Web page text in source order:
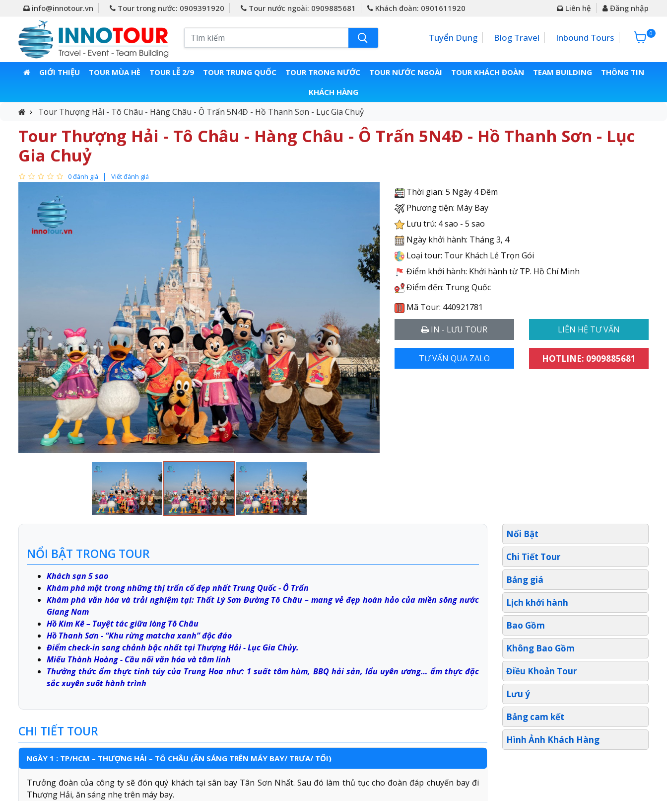
info@innotour.vn Tour trong nước: 0909391920 Tour nước ngoài: 0909885681 Khách đoàn: 0901611920 Liên hệ Đăng nhập
Tuyển Dụng Blog Travel Inbound Tours 0 0đ
GIỚI THIỆU TOUR MÙA HÈ TOUR LỄ 2/9 TOUR TRUNG QUỐC TOUR TRONG NƯỚC TOUR NƯỚC NGOÀI TOUR KHÁCH ĐOÀN TEAM BUILDING
THÔNG TIN
KHÁCH HÀNG
Tour Thượng Hải - Tô Châu - Hàng Châu - Ô Trấn 5N4Đ - Hồ Thanh Sơn - Lục Gia Chuỷ
Tour Thượng Hải - Tô Châu - Hàng Châu - Ô Trấn 5N4Đ - Hồ Thanh Sơn - Lục
Gia Chuỷ
0 đánh giá Viết đánh giá
Thời gian: 5 Ngày 4 Đêm
Phương tiện: Máy Bay
Lưu trú: 4 sao - 5 sao
Ngày khởi hành: Tháng 3, 4
Loại tour: Tour Khách Lẻ Trọn Gói
Điểm khởi hành: Khởi hành từ TP. Hồ Chí Minh
Điểm đến: Trung Quốc
Mã Tour: 440921781
IN - LƯU TOUR LIÊN HỆ TƯ VẤN
TƯ VẤN QUA ZALO HOTLINE: 0909885681
NỔI BẬT TRONG TOUR
Khách sạn 5 sao
Khám phá một trong những thị trấn cổ đẹp nhất Trung Quốc - Ô Trấn
Khám phá văn hóa và trải nghiệm tại: Thất Lý Sơn Đường Tô Châu – mang vẻ đẹp hoàn hảo của miền sông nước
Giang Nam
Hồ Kim Kê – Tuyệt tác giữa lòng Tô Châu
Hồ Thanh Sơn - “Khu rừng matcha xanh” độc đáo
Điểm check-in sang chảnh bậc nhất tại Thượng Hải - Lục Gia Chủy.
Miếu Thành Hoàng - Cầu nối văn hóa và tâm linh
Thưởng thức ẩm thực tinh túy của Trung Hoa như: 1 suất tôm hùm, BBQ hải sản, lẩu uyên ương… ẩm thực đặc
sắc xuyên suốt hành trình
CHI TIẾT TOUR
NGÀY 1 : TP/HCM – THƯỢNG HẢI – TÔ CHÂU (ĂN SÁNG TRÊN MÁY BAY/ TRƯA/ TỐI)
Trưởng đoàn của công ty sẽ đón quý khách tại sân bay Tân Sơn Nhất. Sau đó làm thủ tục cho đoàn đáp chuyến bay đi
Thượng Hải, ăn sáng nhẹ trên máy bay.
Nổi Bật
Chi Tiết Tour
Bảng giá
Lịch khởi hành
Bao Gồm
Không Bao Gồm
Điều Khoản Tour
Lưu ý
Bảng cam kết
Hình Ảnh Khách Hàng